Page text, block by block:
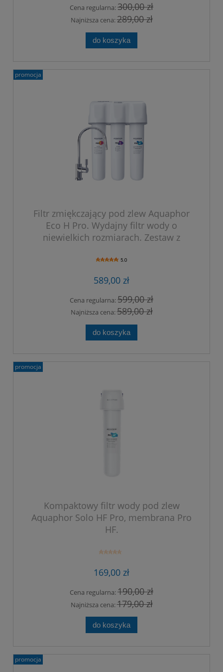
Cena regularna:300,00 zł
Najniższa cena:289,00 zł
do koszyka
Filtr zmiękczający pod zlew Aquaphor
Eco H Pro. Wydajny filtr wody o
niewielkich rozmiarach. Zestaw z
5.0
589,00 zł
Cena regularna:599,00 zł
Najniższa cena:589,00 zł
do koszyka
promocja
Kompaktowy filtr wody pod zlew
Aquaphor Solo HF Pro, membrana Pro
HF.
169,00 zł
Cena regularna:190,00 zł
Najniższa cena:179,00 zł
do koszyka
promocja
promocja